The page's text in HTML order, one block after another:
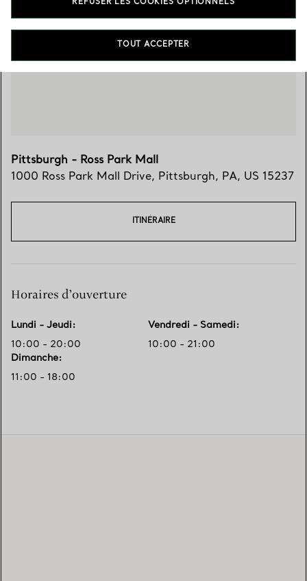
Trouver votre boutique
Pittsburgh - Ross Park Mall
1000 Ross Park Mall Drive, Pittsburgh, PA, US 15237
ITINÉRAIRE
Horaires d’ouverture
Lundi - Jeudi:
10:00 - 20:00
Vendredi - Samedi:
10:00 - 21:00
Dimanche:
11:00 - 18:00
REFUSER LES COOKIES OPTIONNELS
TOUT ACCEPTER